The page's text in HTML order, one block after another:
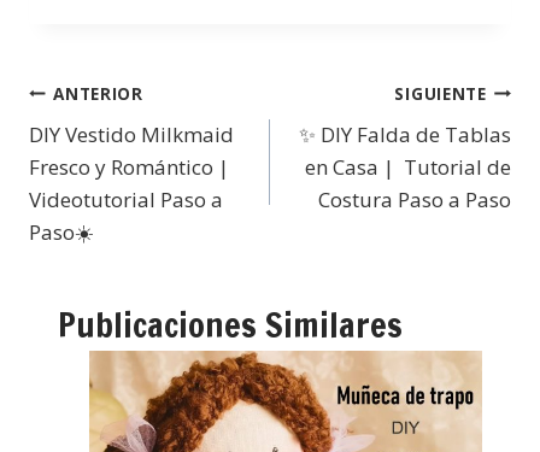
ANTERIOR
DIY Vestido Milkmaid
Fresco y Romántico |
Videotutorial Paso a
Paso☀️
SIGUIENTE
✨ DIY Falda de Tablas
en Casa | Tutorial de
Costura Paso a Paso
Publicaciones Similares